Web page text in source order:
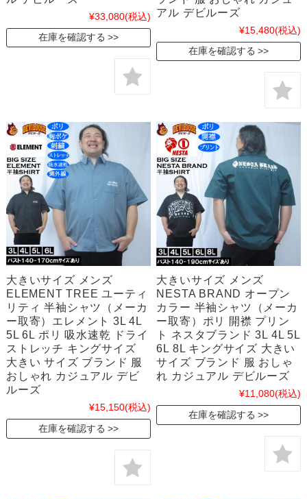
¥33,080(税込)
在庫を確認する
アル デビルーズ
¥15,480(税込)
在庫を確認する
大きいサイズ メンズ
ELEMENT TREE ユーティ
リティ 半袖シャツ（メーカ
ー取寄）エレメント 3L 4L
5L 6L ポリ 吸水速乾 ドライ
ストレッチ キングサイズ
大きい サイズ ブランド 服
おしゃれ カジュアル デビ
ルーズ
¥15,150(税込)
在庫を確認する
大きいサイズ メンズ
NESTA BRAND オープン
カラー 半袖シャツ（メーカ
ー取寄）ポリ 開襟 プリン
ト ネスタブランド 3L 4L 5L
6L 8L キングサイズ 大きい
サイズ ブランド 服 おしゃ
れ カジュアル デビルーズ
¥11,080(税込)
在庫を確認する